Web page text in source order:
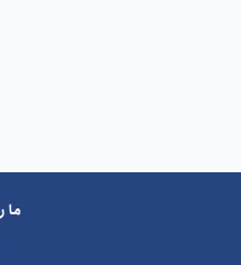
ما